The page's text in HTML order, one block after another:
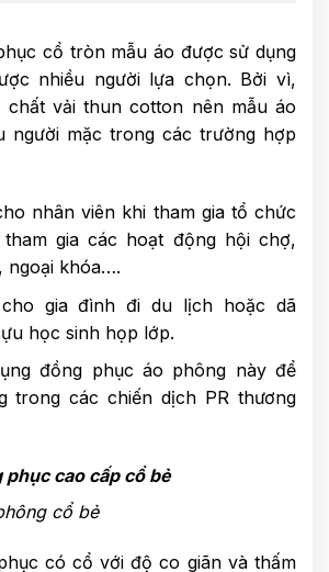
cổ tròn mẫu áo được sử dụng
nhiều người lựa chọn. Bởi vì,
chất vải thun cotton nên mẫu áo
người mặc trong các trường hợp
nhân viên khi tham gia tổ chức
gia các hoạt động hội chợ,
ngoại khóa….
gia đình đi du lịch hoặc dã
học sinh họp lớp.
đồng phục áo phông này để
trong các chiến dịch PR thương
cao cấp cổ bẻ
cổ bẻ
có cổ với độ co giãn và thấm